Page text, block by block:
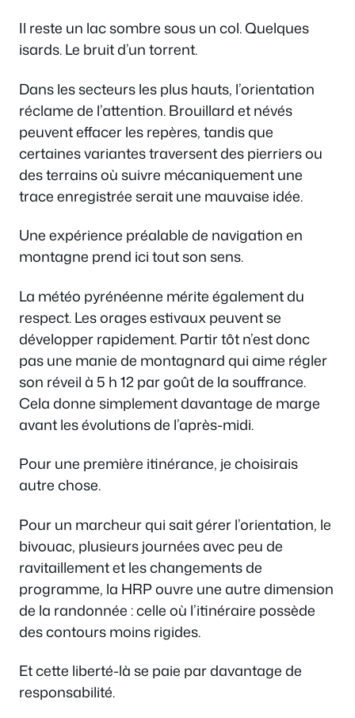
Il reste un lac sombre sous un col. Quelques
isards. Le bruit d’un torrent.
Dans les secteurs les plus hauts, l’orientation
réclame de l’attention. Brouillard et névés
peuvent effacer les repères, tandis que
certaines variantes traversent des pierriers ou
des terrains où suivre mécaniquement une
trace enregistrée serait une mauvaise idée.
Une expérience préalable de navigation en
montagne prend ici tout son sens.
La météo pyrénéenne mérite également du
respect. Les orages estivaux peuvent se
développer rapidement. Partir tôt n’est donc
pas une manie de montagnard qui aime régler
son réveil à 5 h 12 par goût de la souffrance.
Cela donne simplement davantage de marge
avant les évolutions de l’après-midi.
Pour une première itinérance, je choisirais
autre chose.
Pour un marcheur qui sait gérer l’orientation, le
bivouac, plusieurs journées avec peu de
ravitaillement et les changements de
programme, la HRP ouvre une autre dimension
de la randonnée : celle où l’itinéraire possède
des contours moins rigides.
Et cette liberté-là se paie par davantage de
responsabilité.